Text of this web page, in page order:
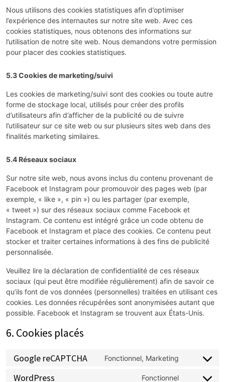
Nous utilisons des cookies statistiques afin d’optimiser
l’expérience des internautes sur notre site web. Avec ces
cookies statistiques, nous obtenons des informations sur
l’utilisation de notre site web. Nous demandons votre permission
pour placer des cookies statistiques.
5.3 Cookies de marketing/suivi
Les cookies de marketing/suivi sont des cookies ou toute autre
forme de stockage local, utilisés pour créer des profils
d’utilisateurs afin d’afficher de la publicité ou de suivre
l’utilisateur sur ce site web ou sur plusieurs sites web dans des
finalités marketing similaires.
5.4 Réseaux sociaux
Sur notre site web, nous avons inclus du contenu provenant de
Facebook et Instagram pour promouvoir des pages web (par
exemple, « like », « pin ») ou les partager (par exemple,
« tweet ») sur des réseaux sociaux comme Facebook et
Instagram. Ce contenu est intégré grâce un code obtenu de
Facebook et Instagram et place des cookies. Ce contenu peut
stocker et traiter certaines informations à des fins de publicité
personnalisée.
Veuillez lire la déclaration de confidentialité de ces réseaux
sociaux (qui peut être modifiée régulièrement) afin de savoir ce
qu’ils font de vos données (personnelles) traitées en utilisant ces
cookies. Les données récupérées sont anonymisées autant que
possible. Facebook et Instagram se trouvent aux États-Unis.
6. Cookies placés
Google reCAPTCHA Fonctionnel, Marketing
WordPress Fonctionnel